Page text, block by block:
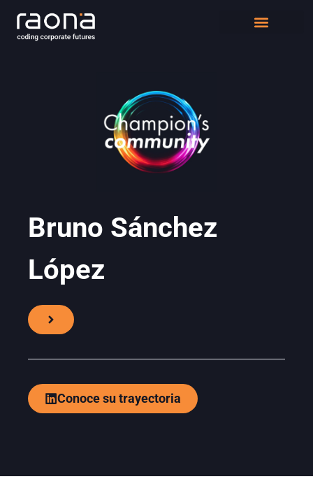
Bruno Sánchez
López
Conoce su trayectoria